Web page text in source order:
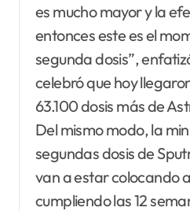
es mucho mayor y la
entonces este es el
segunda dosis”,
celebró que hoy
63.100 dosis más de
Del mismo modo, la
segundas dosis de
van a estar colocando
cumpliendo las 12